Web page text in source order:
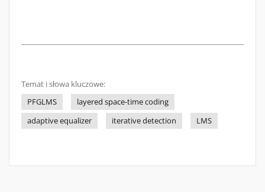
Temat i słowa kluczowe:
PFGLMS
layered space-time coding
adaptive equalizer
iterative detection LMS